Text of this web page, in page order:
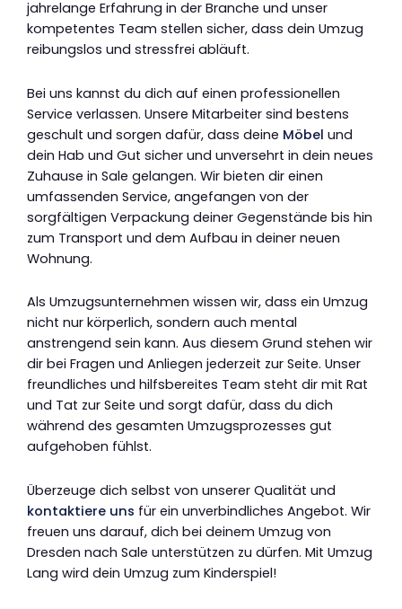
jahrelange Erfahrung in der Branche und unser
kompetentes Team stellen sicher, dass dein Umzug
reibungslos und stressfrei abläuft.
Bei uns kannst du dich auf einen professionellen
Service verlassen. Unsere Mitarbeiter sind bestens
geschult und sorgen dafür, dass deine Möbel und
dein Hab und Gut sicher und unversehrt in dein neues
Zuhause in Sale gelangen. Wir bieten dir einen
umfassenden Service, angefangen von der
sorgfältigen Verpackung deiner Gegenstände bis hin
zum Transport und dem Aufbau in deiner neuen
Wohnung.
Als Umzugsunternehmen wissen wir, dass ein Umzug
nicht nur körperlich, sondern auch mental
anstrengend sein kann. Aus diesem Grund stehen wir
dir bei Fragen und Anliegen jederzeit zur Seite. Unser
freundliches und hilfsbereites Team steht dir mit Rat
und Tat zur Seite und sorgt dafür, dass du dich
während des gesamten Umzugsprozesses gut
aufgehoben fühlst.
Überzeuge dich selbst von unserer Qualität und
kontaktiere uns für ein unverbindliches Angebot. Wir
freuen uns darauf, dich bei deinem Umzug von
Dresden nach Sale unterstützen zu dürfen. Mit Umzug
Lang wird dein Umzug zum Kinderspiel!